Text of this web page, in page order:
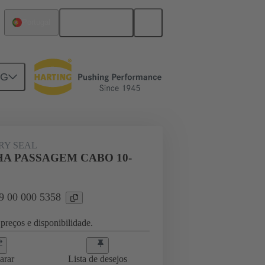
5358
SEAL
PASSAGEM CABO 10-
00 000 5358
e disponibilidade.
Lista de desejos